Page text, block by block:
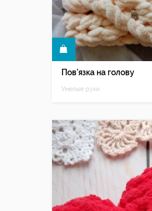
Пов'язка на голову
Умелые руки